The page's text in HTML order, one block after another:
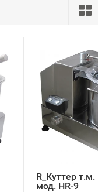
R_Куттер т.м.
мод. HR-9